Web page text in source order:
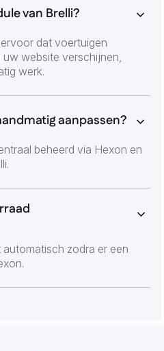
van Brelli?
dat voertuigen
website verschijnen,
werk.
aanpassen?
beheerd via Hexon en
zodra er een